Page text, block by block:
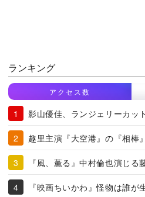
ランキング
アクセス数
影山優佳、ランジェリーカッ
趣里主演『大空港』の『相棒
『風、薫る』中村倫也演じる
『映画ちいかわ』怪物は誰